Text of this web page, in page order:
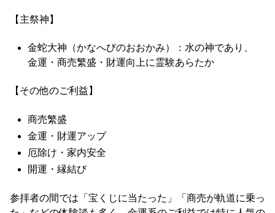
【主祭神】
金蛇大神（かなへびのおおかみ）：水の神であり、
金運・商売繁盛・財運向上に霊験あらたか
【その他のご利益】
商売繁盛
金運・財運アップ
厄除け・家内安全
開運・縁結び
参拝者の間では「宝くじに当たった」「商売が軌道に乗っ